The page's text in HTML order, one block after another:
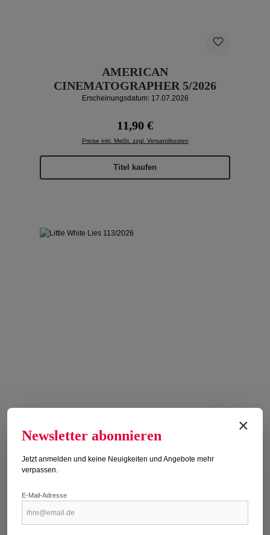
AMERICAN
CINEMATOGRAPHER 5/2026
Erscheinungsdatum: 17.07.2026
Regulärer Preis:
11,90 €
Preise inkl. MwSt. zzgl. Versandkosten
Titel kaufen
LITTLE WHITE LIES 113/2026
Erscheinungsdatum: 13.07.2026
Titel kaufen
×
Newsletter abonnieren
Jetzt anmelden und keine Neuigkeiten und Angebote mehr
verpassen.
E-Mail-Adresse